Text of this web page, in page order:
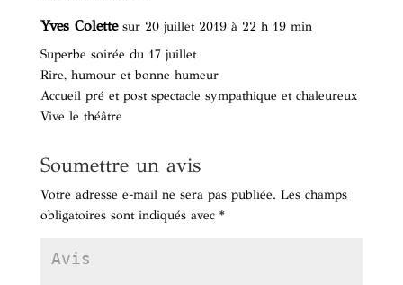
Yves Colette sur 20 juillet 2019 à 22 h 19 min
Superbe soirée du 17 juillet
Rire, humour et bonne humeur
Accueil pré et post spectacle sympathique et chaleureux
Vive le théâtre
Soumettre un avis
Votre adresse e-mail ne sera pas publiée. Les champs
obligatoires sont indiqués avec *